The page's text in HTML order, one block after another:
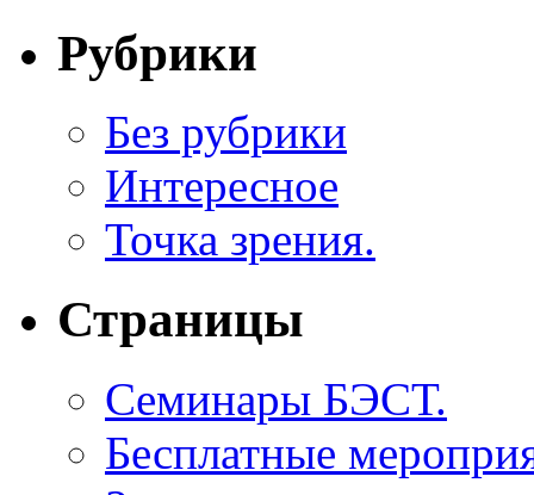
Рубрики
Без рубрики
Интересное
Точка зрения.
Страницы
Семинары БЭСТ.
Бесплатные